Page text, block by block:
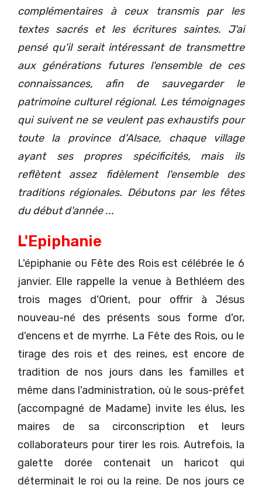
complémentaires à ceux transmis par les
textes sacrés et les écritures saintes. J'ai
pensé qu'il serait intéressant de transmettre
aux générations futures l'ensemble de ces
connaissances, afin de sauvegarder le
patrimoine culturel régional. Les témoignages
qui suivent ne se veulent pas exhaustifs pour
toute la province d'Alsace, chaque village
ayant ses propres spécificités, mais ils
reflètent assez fidèlement l'ensemble des
traditions régionales. Débutons par les fêtes
du début d'année ...
L'Epiphanie
L'épiphanie ou Fête des Rois est célébrée le 6
janvier. Elle rappelle la venue à Bethléem des
trois mages d'Orient, pour offrir à Jésus
nouveau-né des présents sous forme d'or,
d'encens et de myrrhe. La Fête des Rois, ou le
tirage des rois et des reines, est encore de
tradition de nos jours dans les familles et
même dans l'administration, où le sous-préfet
(accompagné de Madame) invite les élus, les
maires de sa circonscription et leurs
collaborateurs pour tirer les rois. Autrefois, la
galette dorée contenait un haricot qui
déterminait le roi ou la reine. De nos jours ce